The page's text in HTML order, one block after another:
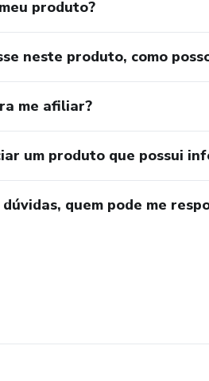
produto?
neste produto, como
me afiliar?
um produto que possui
quem pode me